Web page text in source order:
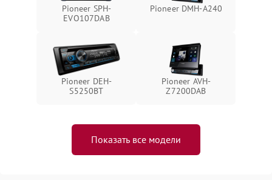
Pioneer SPH-
EVO107DAB
Pioneer DMH-A240
Pioneer DEH-
S5250BT
Pioneer AVH-
Z7200DAB
Показать все модели